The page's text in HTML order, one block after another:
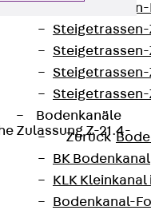
Steigetrassen-
Steigetrassen-
Steigetrassen-
Steigetrassen-
Bodenkanäle
Zurück
BK Bodenkanal
KLK
Bodenkanal-
Zulassung Z-21.4-